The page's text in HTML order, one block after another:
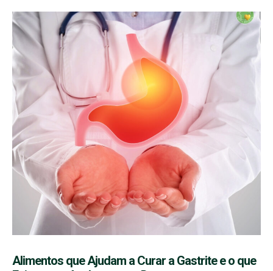
Alimentos que Ajudam a Curar a Gastrite e o que